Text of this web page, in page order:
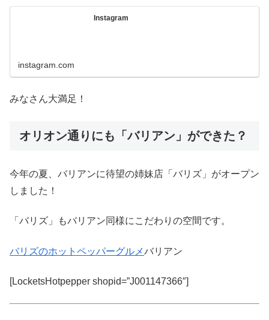
Instagram
instagram.com
みなさん大満足！
オリオン通りにも「バリアン」ができた？
今年の夏、バリアンに待望の姉妹店「バリズ」がオープン
しました！
「バリズ」もバリアン同様にこだわりの空間です。
バリズのホットペッパーグルメバリアン
[LocketsHotpepper shopid=”J001147366″]